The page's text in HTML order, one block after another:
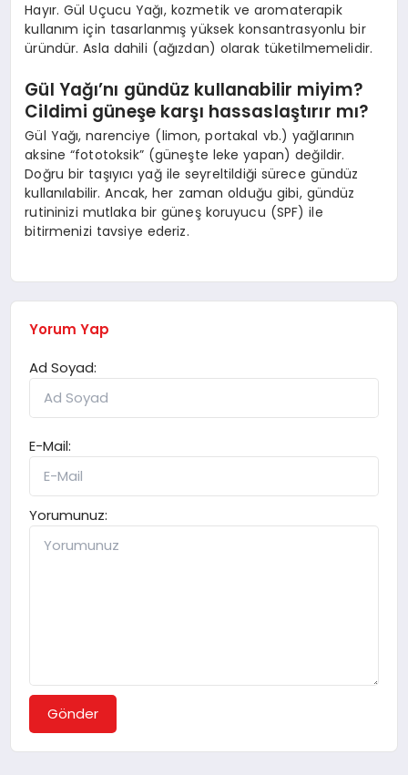
Hayır. Gül Uçucu Yağı, kozmetik ve aromaterapik
kullanım için tasarlanmış yüksek konsantrasyonlu bir
üründür. Asla dahili (ağızdan) olarak tüketilmemelidir.
Gül Yağı’nı gündüz kullanabilir miyim?
Cildimi güneşe karşı hassaslaştırır mı?
Gül Yağı, narenciye (limon, portakal vb.) yağlarının
aksine “fototoksik” (güneşte leke yapan) değildir.
Doğru bir taşıyıcı yağ ile seyreltildiği sürece gündüz
kullanılabilir. Ancak, her zaman olduğu gibi, gündüz
rutininizi mutlaka bir güneş koruyucu (SPF) ile
bitirmenizi tavsiye ederiz.
Yorum Yap
Ad Soyad:
E-Mail:
Yorumunuz:
Gönder